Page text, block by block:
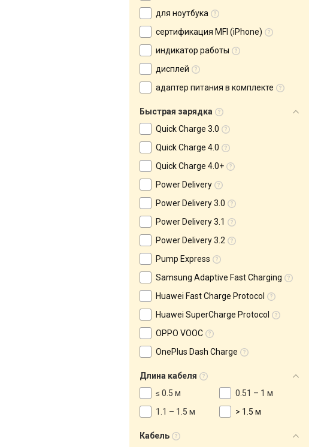
для ноутбука
сертификация MFI (iPhone)
индикатор работы
дисплей
адаптер питания в комплекте
Быстрая зарядка
Quick Charge 3.0
Quick Charge 4.0
Quick Charge 4.0+
Power Delivery
Power Delivery 3.0
Power Delivery 3.1
Power Delivery 3.2
Pump Express
Samsung Adaptive Fast Charging
Huawei Fast Charge Protocol
Huawei SuperCharge Protocol
OPPO VOOC
OnePlus Dash Charge
Длина кабеля
≤ 0.5 м
0.51 – 1 м
1.1 – 1.5 м
> 1.5 м
Кабель